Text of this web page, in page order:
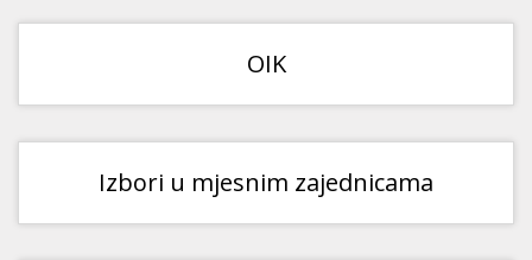
OIK
Izbori u mjesnim zajednicama